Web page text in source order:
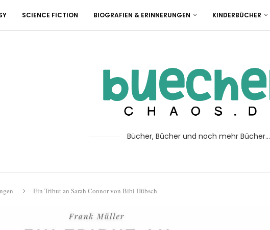
SCIENCE FICTION BIOGRAFIEN & ERINNERUNGEN KINDERBÜCHER
Bücher, Bücher und noch mehr Bücher...
Ein Tribut an Sarah Connor von Bibi Hübsch